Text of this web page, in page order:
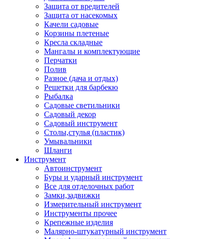
Защита от вредителей
Защита от насекомых
Качели садовые
Корзины плетеные
Кресла складные
Мангалы и комплектующие
Перчатки
Полив
Разное (дача и отдых)
Решетки для барбекю
Рыбалка
Садовые светильники
Садовый декор
Садовый инструмент
Столы,стулья (пластик)
Умывальники
Шланги
Инструмент
Автоинструмент
Буры и ударный инструмент
Все для отделочных работ
Замки,задвижки
Измерительный инструмент
Инструменты прочее
Крепежные изделия
Малярно-штукатурный инструмент